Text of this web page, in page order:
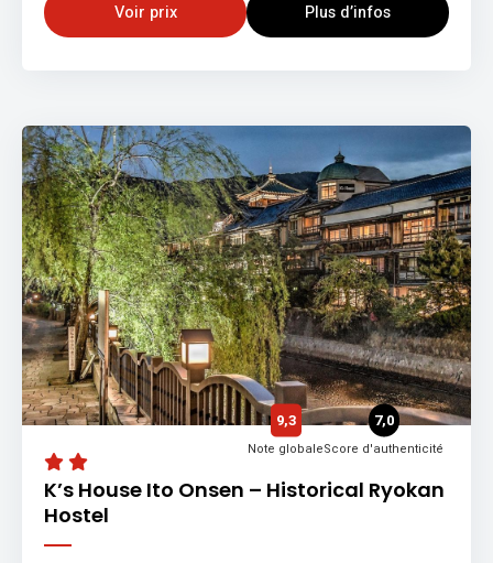
Voir prix Plus d’infos
K’s House Ito Onsen – Historical Ryokan
Hostel
9,3
Note globale
7,0
Score d'authenticité